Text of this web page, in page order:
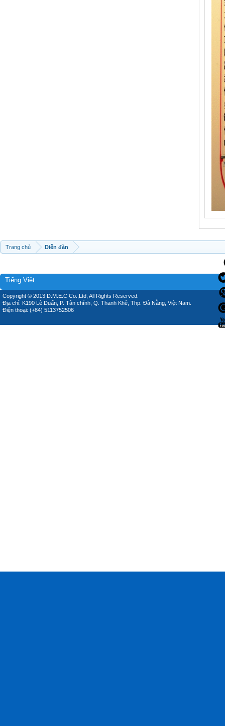
Trang chủ Diễn đàn
Tiếng Việt
Copyright © 2013 D.M.E.C Co.,Ltd, All Rights Reserved.
Địa chỉ: K190 Lê Duẩn, P. Tân chính, Q. Thanh Khê, Thp. Đà Nẵng, Việt Nam.
Điện thoại: (+84) 5113752506